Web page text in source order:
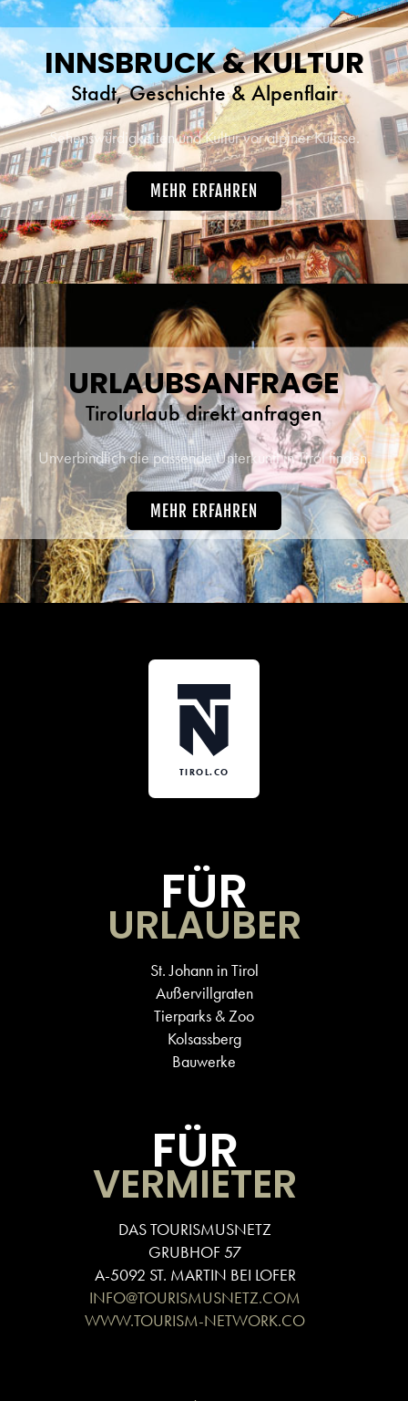
INNSBRUCK & KULTUR
Stadt, Geschichte & Alpenflair
Sehenswürdigkeiten und Kultur vor alpiner Kulisse.
MEHR ERFAHREN
URLAUBSANFRAGE
Tirolurlaub direkt anfragen
Unverbindlich die passende Unterkunft in Tirol finden.
MEHR ERFAHREN
TIROL.CO
FÜR
URLAUBER
St. Johann in Tirol
Außervillgraten
Tierparks & Zoo
Kolsassberg
Bauwerke
FÜR
VERMIETER
DAS TOURISMUSNETZ
GRUBHOF 57
A-5092 ST. MARTIN BEI LOFER
INFO@TOURISMUSNETZ.COM
WWW.TOURISM-NETWORK.CO